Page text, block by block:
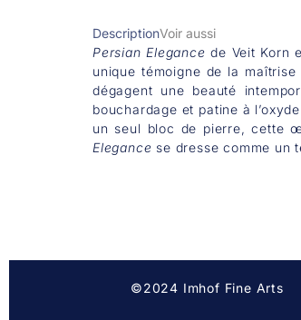
DescriptionVoir aussi
Persian Elegance de Veit Korn
unique témoigne de la
dégagent une beauté
bouchardage et patine à
un seul bloc de pierre, cette
Elegance se dresse comme un
©2024 Imhof Fine Arts